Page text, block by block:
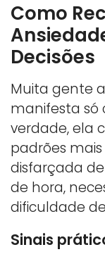
Como
Decisões
Muita gente
manifesta só
verdade, ela
padrões mais
disfarçada
de hora,
dificuldade
Sinais